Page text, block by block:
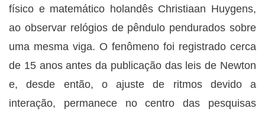
físico e matemático holandês Christiaan Huygens,
ao observar relógios de pêndulo pendurados sobre
uma mesma viga. O fenômeno foi registrado cerca
de 15 anos antes da publicação das leis de Newton
e, desde então, o ajuste de ritmos devido a
interação, permanece no centro das pesquisas